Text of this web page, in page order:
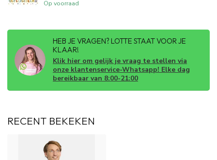
Op voorraad
HEB JE VRAGEN? LOTTE STAAT VOOR JE
KLAAR!
Klik hier om gelijk je vraag te stellen via
onze klantenservice-Whatsapp! Elke dag
bereikbaar van 8:00-21:00
RECENT BEKEKEN